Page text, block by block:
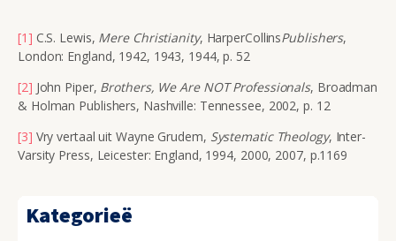
[1] C.S. Lewis, Mere Christianity, HarperCollinsPublishers,
London: England, 1942, 1943, 1944, p. 52
[2] John Piper, Brothers, We Are NOT Professionals, Broadman
& Holman Publishers, Nashville: Tennessee, 2002, p. 12
[3] Vry vertaal uit Wayne Grudem, Systematic Theology, Inter-
Varsity Press, Leicester: England, 1994, 2000, 2007, p.1169
Kategorieë